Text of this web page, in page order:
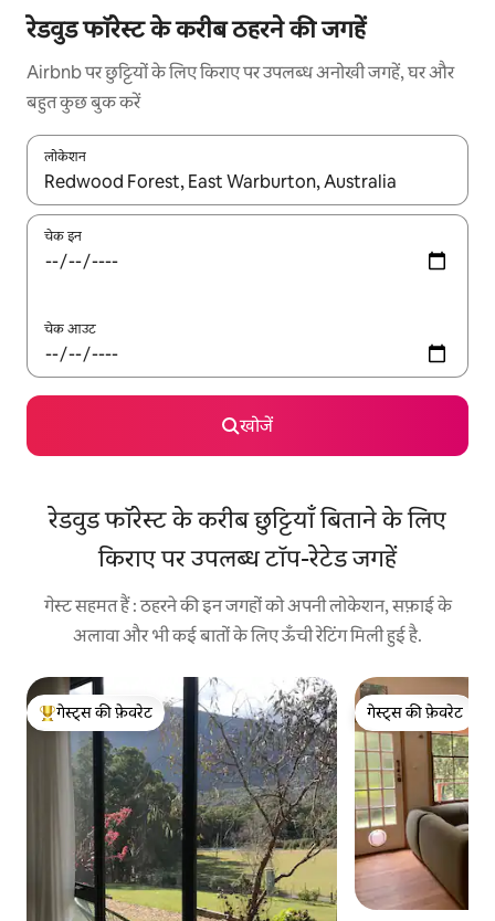
रेडवुड फॉरेस्ट के करीब ठहरने की जगहें
Airbnb पर छुट्टियों के लिए किराए पर उपलब्ध अनोखी जगहें, घर और
बहुत कुछ बुक करें
लोकेशन
नतीजों के उपलब्ध होने पर, अप और डाउन 'ऐरो की' का इस्तेमाल करके नेविगेट
चेक इन
चेक आउट
खोजें
रेडवुड फॉरेस्ट के करीब छुट्टियाँ बिताने के लिए
किराए पर उपलब्ध टॉप-रेटेड जगहें
गेस्ट सहमत हैं : ठहरने की इन जगहों को अपनी लोकेशन, सफ़ाई के
अलावा और भी कई बातों के लिए ऊँची रेटिंग मिली हुई है.
गेस्ट्स का टॉप फ़ेवरेट
गेस्ट्स की फ़ेवरेट
गेस्ट्स की फ़ेवरेट
गेस्ट्स की फ़ेवरेट